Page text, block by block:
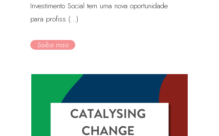
Investimento Social tem uma nova oportunidade
para profiss (...)
Saiba mais